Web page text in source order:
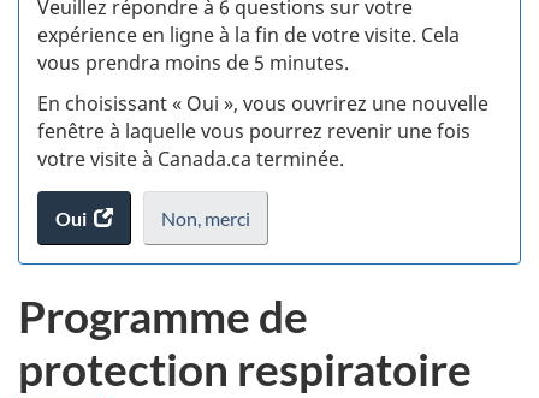
Veuillez répondre à 6 questions sur votre
expérience en ligne à la fin de votre visite. Cela
vous prendra moins de 5 minutes.
En choisissant « Oui », vous ouvrirez une nouvelle
fenêtre à laquelle vous pourrez revenir une fois
votre visite à Canada.ca terminée.
Oui
accéder
au
Non, je
ne
participer
sondage
merci
Programme de
protection respiratoire